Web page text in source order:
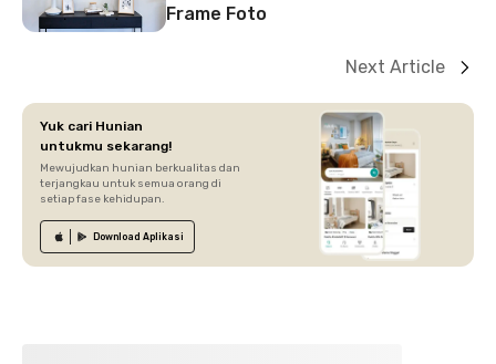
Frame Foto
Next Article
Yuk cari Hunian
untukmu sekarang!
Mewujudkan hunian berkualitas dan
terjangkau untuk semua orang di
setiap fase kehidupan.
Download Aplikasi